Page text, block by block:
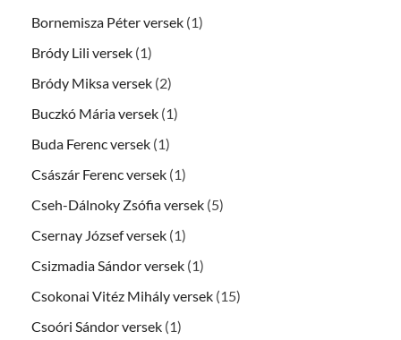
Bornemisza Péter versek (1)
Bródy Lili versek (1)
Bródy Miksa versek (2)
Buczkó Mária versek (1)
Buda Ferenc versek (1)
Császár Ferenc versek (1)
Cseh-Dálnoky Zsófia versek (5)
Csernay József versek (1)
Csizmadia Sándor versek (1)
Csokonai Vitéz Mihály versek (15)
Csoóri Sándor versek (1)